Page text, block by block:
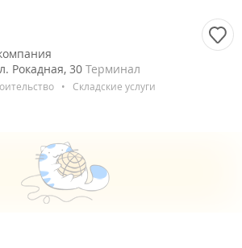
Рокадная, 30 Терминал
• Складские услуги